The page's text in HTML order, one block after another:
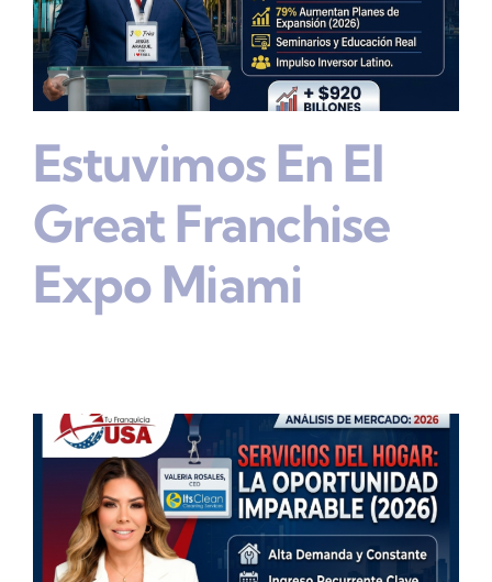
Estuvimos En El
Great Franchise
Expo Miami